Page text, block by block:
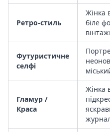
Ретро-стиль
Жінка
біле
Футуристичне
селфі
Гламур /
Краса
Жінка